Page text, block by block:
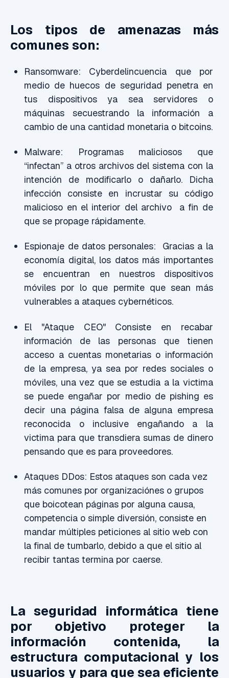
Los tipos de amenazas más
comunes son:
Ransomware: Cyberdelincuencia que por
medio de huecos de seguridad penetra en
tus dispositivos ya sea servidores o
máquinas secuestrando la información a
cambio de una cantidad monetaria o bitcoins.
Malware: Programas maliciosos
que
“infectan” a otros archivos del sistema con la
intención de modificarlo o dañarlo. Dicha
infección consiste en incrustar su código
malicioso en el interior del archivo a fin de
que se propage rápidamente.
Espionaje de datos personales: Gracias a la
economía digital, los datos más importantes
se encuentran en nuestros dispositivos
móviles por lo que permite que sean más
vulnerables a ataques cybernéticos.
El "Ataque CEO" Consiste en recabar
información de las personas que tienen
acceso a cuentas monetarias o información
de la empresa, ya sea por redes sociales o
móviles, una vez que se estudia a la victima
se puede engañar por medio de pishing es
decir una página falsa de alguna empresa
reconocida o inclusive engañando a la
victima para que transdiera sumas de dinero
pensando que es para proveedores.
Ataques DDos: Estos ataques son cada vez
más comunes por organizaciónes o grupos
que boicotean páginas por alguna causa,
competencia o simple diversión, consiste en
mandar múltiples peticiones al sitio web con
la final de tumbarlo, debido a que el sitio al
recibir tantas termina por caerse.
La seguridad informática tiene
por objetivo proteger la
información contenida, la
estructura computacional y los
usuarios y para que sea eficiente